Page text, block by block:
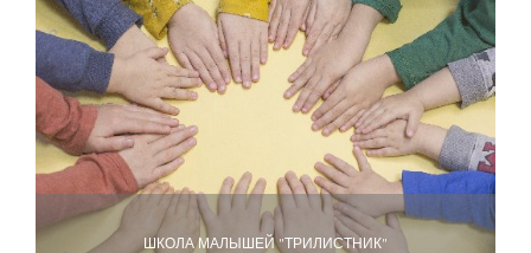
ШКОЛА МАЛЫШЕЙ "ТРИЛИСТНИК"